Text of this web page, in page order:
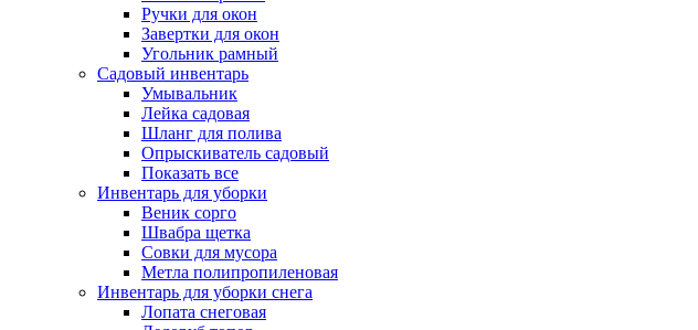
Ручки для окон
Завертки для окон
Угольник рамный
Садовый инвентарь
Умывальник
Лейка садовая
Шланг для полива
Опрыскиватель садовый
Показать все
Инвентарь для уборки
Веник сорго
Швабра щетка
Совки для мусора
Метла полипропиленовая
Инвентарь для уборки снега
Лопата снеговая